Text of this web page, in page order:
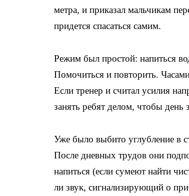
метра, и приказал мальчикам
придется спасаться самим.
Режим был простой: напиться
Помочиться и повторить.
Если тренер и считал усилия
занять ребят делом, чтобы день
Уже было выбито углубление в
После дневных трудов они
напиться (если сумеют найти
ли звук, сигнализирующий о